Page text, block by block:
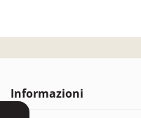
Informazioni